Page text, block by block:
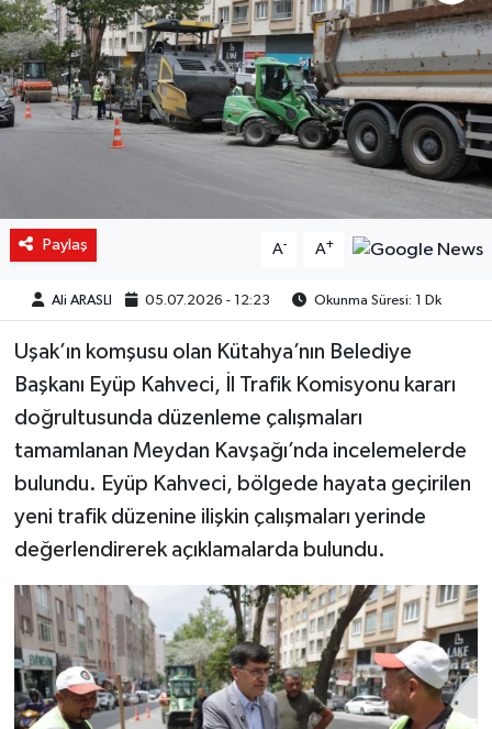
Paylaş A- A+
Ali ARASLI 05.07.2026 - 12:23 Okunma Süresi: 1 Dk
Uşak’ın komşusu olan Kütahya’nın Belediye
Başkanı Eyüp Kahveci, İl Trafik Komisyonu kararı
doğrultusunda düzenleme çalışmaları
tamamlanan Meydan Kavşağı’nda incelemelerde
bulundu. Eyüp Kahveci, bölgede hayata geçirilen
yeni trafik düzenine ilişkin çalışmaları yerinde
değerlendirerek açıklamalarda bulundu.